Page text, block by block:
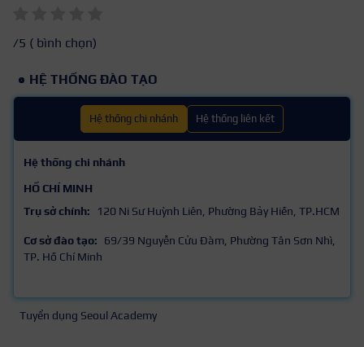
/5 ( bình chọn)
HỆ THỐNG ĐÀO TẠO
Hệ thống chi nhánh Hệ thống liên kết
Hệ thống chi nhánh
HỒ CHÍ MINH
Trụ sở chính:
120 Ni Sư Huỳnh Liên, Phường Bảy Hiền, TP.HCM
Cơ sở đào tạo:
69/39 Nguyễn Cửu Đàm, Phường Tân Sơn Nhì,
TP. Hồ Chí Minh
Tuyển dụng Seoul Academy